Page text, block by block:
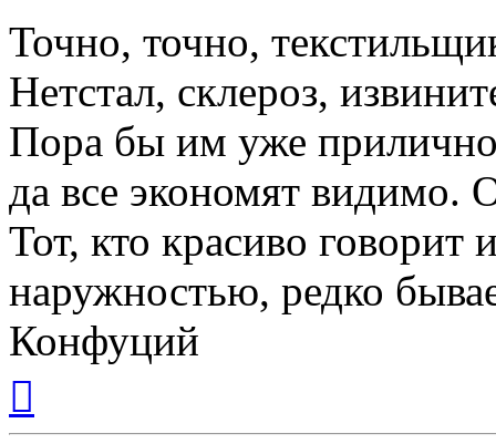
Точно, точно,
Нетстал, склероз,
Пора бы им уже
да все экономят видимо.
Тот, кто красиво говорит
наружностью, редко
Конфуций
началу